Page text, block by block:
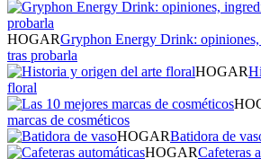
HOGARGryphon Energy Drink: opiniones,
tras probarla
HOGAR
floral
marcas de cosméticos
HOGARBatidora de
HOGARCafeteras